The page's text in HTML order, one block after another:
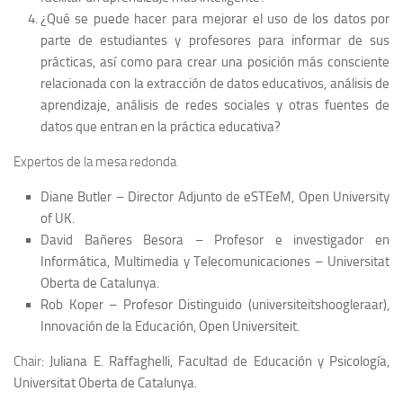
¿Qué se puede hacer para mejorar el uso de los datos por
parte de estudiantes y profesores para informar de sus
prácticas, así como para crear una posición más consciente
relacionada con la extracción de datos educativos, análisis de
aprendizaje, análisis de redes sociales y otras fuentes de
datos que entran en la práctica educativa?
Expertos de la mesa redonda
Diane Butler – Director Adjunto de eSTEeM, Open University
of UK.
David Bañeres Besora – Profesor e investigador en
Informática, Multimedia y Telecomunicaciones – Universitat
Oberta de Catalunya.
Rob Koper – Profesor Distinguido (universiteitshoogleraar),
Innovación de la Educación, Open Universiteit.
Chair: Juliana E. Raffaghelli, Facultad de Educación y Psicología,
Universitat Oberta de Catalunya.